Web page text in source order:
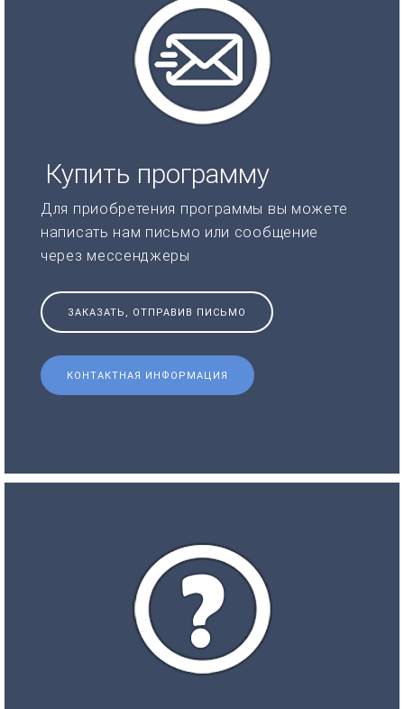
Купить программу
Для приобретения программы вы можете
написать нам письмо или сообщение
через мессенджеры
ЗАКАЗАТЬ, ОТПРАВИВ ПИСЬМО
КОНТАКТНАЯ ИНФОРМАЦИЯ